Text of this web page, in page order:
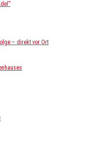
– direkt vor Ort